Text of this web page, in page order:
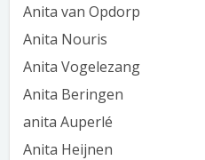
Anita van Opdorp
Anita Nouris
Anita Vogelezang
Anita Beringen
anita Auperlé
Anita Heijnen